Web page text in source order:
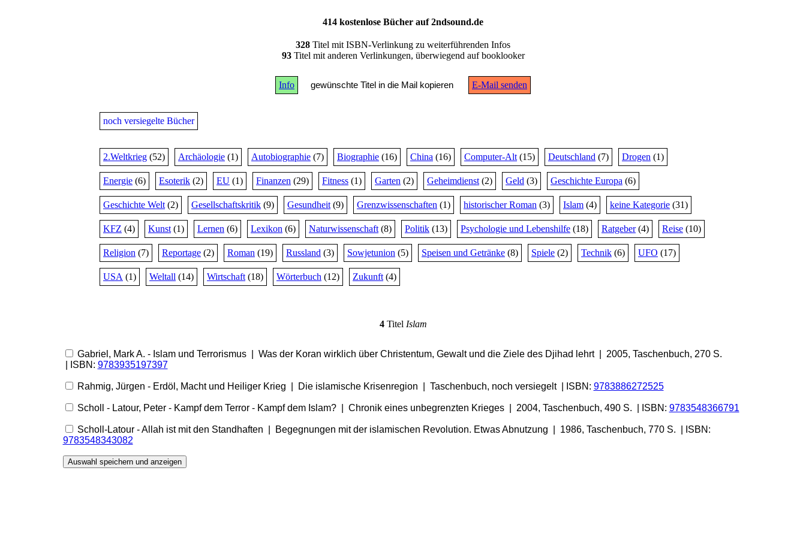
414 kostenlose Bücher auf 2ndsound.de
328 Titel mit ISBN-Verlinkung zu weiterführenden Infos
93Titel mit anderen Verlinkungen, überwiegend auf booklooker
Info gewünschte Titel in die Mail kopieren E-Mail senden
noch versiegelte Bücher
2.Weltkrieg (52) Archäologie (1) Autobiographie (7) Biographie (16) China (16) Computer-Alt (15) Deutschland (7) Drogen (1)
Energie (6) Esoterik (2) EU (1) Finanzen (29) Fitness (1) Garten (2) Geheimdienst (2) Geld (3) Geschichte Europa (6)
Geschichte Welt (2) Gesellschaftskritik (9) Gesundheit (9) Grenzwissenschaften (1) historischer Roman (3) Islam (4) keine Kategorie (31)
KFZ (4) Kunst (1) Lernen (6) Lexikon (6) Naturwissenschaft (8) Politik (13) Psychologie und Lebenshilfe (18) Ratgeber(4) Reise (10)
Religion (7) Reportage (2) Roman (19) Russland (3) Sowjetunion (5) Speisen und Getränke (8) Spiele (2) Technik (6) UFO (17)
USA (1) Weltall (14) Wirtschaft (18) Wörterbuch (12) Zukunft (4)
4Titel Islam
Gabriel, Mark A. - Islam und Terrorismus | Was der Koran wirklich über Christentum, Gewalt und die Ziele des Djihad lehrt | 2005, Taschenbuch, 270 S.
| ISBN: 9783935197397
Rahmig, Jürgen - Erdöl, Macht und Heiliger Krieg | Die islamische Krisenregion | Taschenbuch, noch versiegelt | ISBN: 9783886272525
Scholl - Latour, Peter - Kampf dem Terror - Kampf dem Islam? | Chronik eines unbegrenzten Krieges | 2004, Taschenbuch, 490 S. | ISBN: 9783548366791
Scholl-Latour - Allah ist mit den Standhaften | Begegnungen mit der islamischen Revolution. Etwas Abnutzung | 1986, Taschenbuch, 770 S. | ISBN:
9783548343082